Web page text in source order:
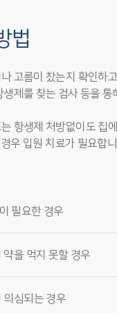
법
고름이 찼는지 확인하
제를 찾는 검사 등을 통
항생제 처방없이도 집에
우 입원 치료가 필요합니
필요한 경우
을 먹지 못할 경우
의심되는 경우